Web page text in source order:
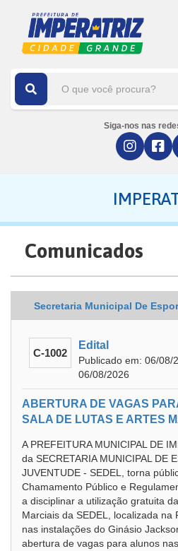
Siga-nos nas
Comunicados
Secretaria Municipal De
C-1002
Edital
Publicado em: 06/08/
06/08/2026
ABERTURA DE VAGAS
SALA DE LUTAS E ARTES
A PREFEITURA MUNICIPAL DE
da SECRETARIA MUNICIPAL DE
JUVENTUDE - SEDEL, torna
Chamamento Público e
a disciplinar a utilização gratuita
Marciais da SEDEL, localizada na
nas instalações do Ginásio
abertura de vagas para alunos